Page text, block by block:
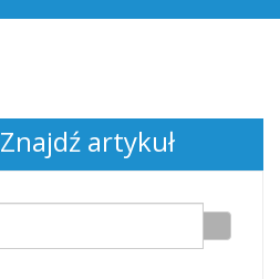
Znajdź artykuł